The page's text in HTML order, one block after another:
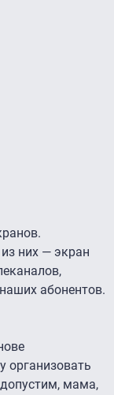
них — экран
абонентов.
организовать
допустим, мама,